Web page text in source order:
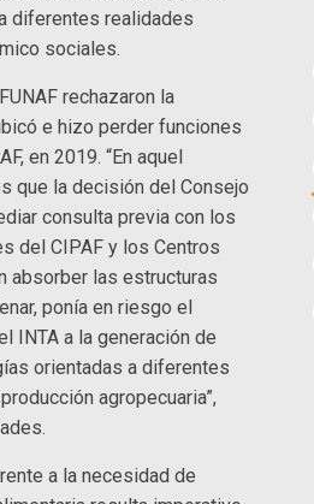
diferentes realidades
sociales.
rechazaron la
e hizo perder funciones
en 2019. “En aquel
que la decisión del Consejo
consulta previa con los
del CIPAF y los Centros
absorber las estructuras
ponía en riesgo el
INTA a la generación de
orientadas a diferentes
agropecuaria”,
a la necesidad de